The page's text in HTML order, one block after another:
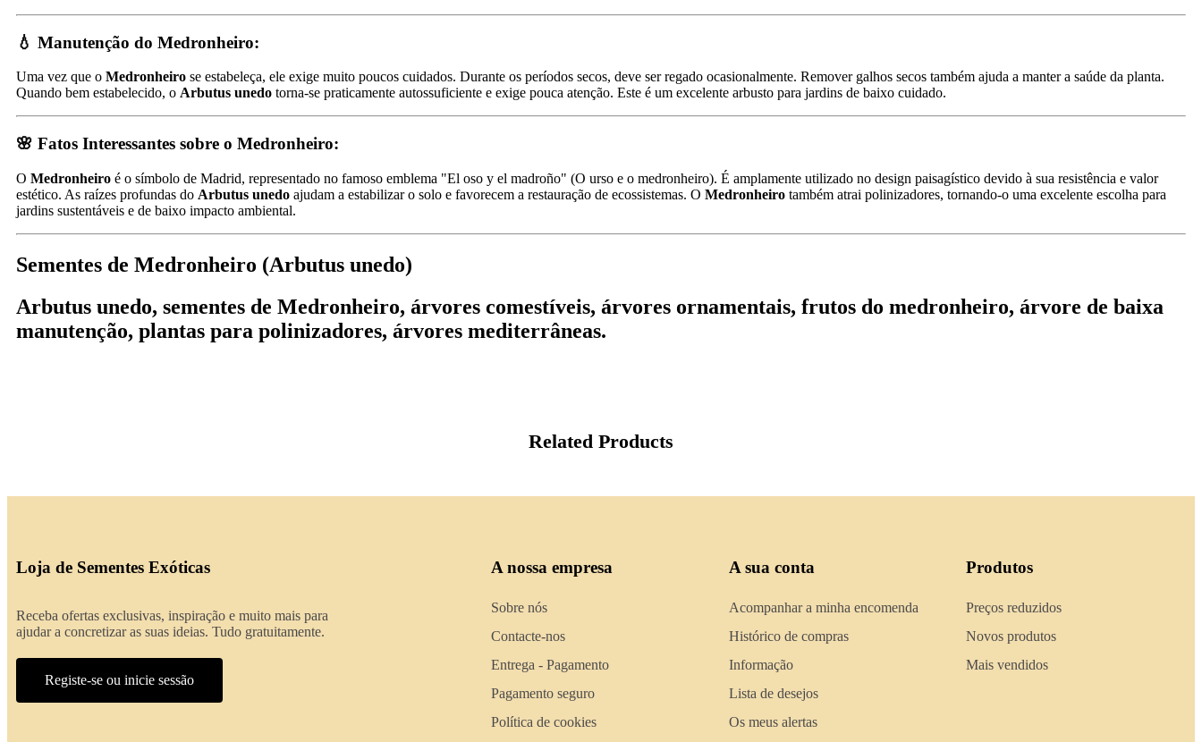
💧 Manutenção do Medronheiro:
Uma vez que o Medronheiro se estabeleça, ele exige muito poucos cuidados. Durante os períodos secos, deve ser regado ocasionalmente. Remover galhos secos também ajuda a manter a saúde da planta.
Quando bem estabelecido, o Arbutus unedo torna-se praticamente autossuficiente e exige pouca atenção. Este é um excelente arbusto para jardins de baixo cuidado.
🌸 Fatos Interessantes sobre o Medronheiro:
O Medronheiro é o símbolo de Madrid, representado no famoso emblema "El oso y el madroño" (O urso e o medronheiro). É amplamente utilizado no design paisagístico devido à sua resistência e valor
estético. As raízes profundas do Arbutus unedo ajudam a estabilizar o solo e favorecem a restauração de ecossistemas. O Medronheiro também atrai polinizadores, tornando-o uma excelente escolha para
jardins sustentáveis e de baixo impacto ambiental.
Sementes de Medronheiro (Arbutus unedo)
Arbutus unedo, sementes de Medronheiro, árvores comestíveis, árvores ornamentais, frutos do medronheiro, árvore de baixa
manutenção, plantas para polinizadores, árvores mediterrâneas.
Related Products
Loja de Sementes Exóticas
Receba ofertas exclusivas, inspiração e muito mais para
ajudar a concretizar as suas ideias. Tudo gratuitamente.
Registe-se ou inicie sessão
A nossa empresa
Sobre nós
Contacte-nos
Entrega - Pagamento
Pagamento seguro
Política de cookies
A sua conta
Acompanhar a minha encomenda
Histórico de compras
Informação
Lista de desejos
Os meus alertas
Produtos
Preços reduzidos
Novos produtos
Mais vendidos